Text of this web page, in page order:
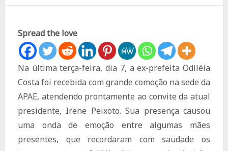
Spread the love
Na última terça-feira, dia 7, a ex-prefeita Odiléia
Costa foi recebida com grande comoção na sede da
APAE, atendendo prontamente ao convite da atual
presidente, Irene Peixoto. Sua presença causou
uma onda de emoção entre algumas mães
presentes, que recordaram com saudade os